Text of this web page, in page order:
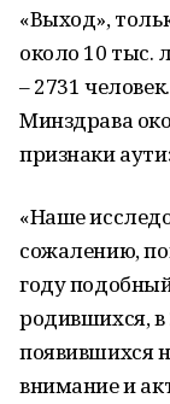
«Выход»,
около 10 тыс.
– 2731
Минздрава
признаки
«Наше
сожалению,
году
родившихся, в
появившихся
внимание и